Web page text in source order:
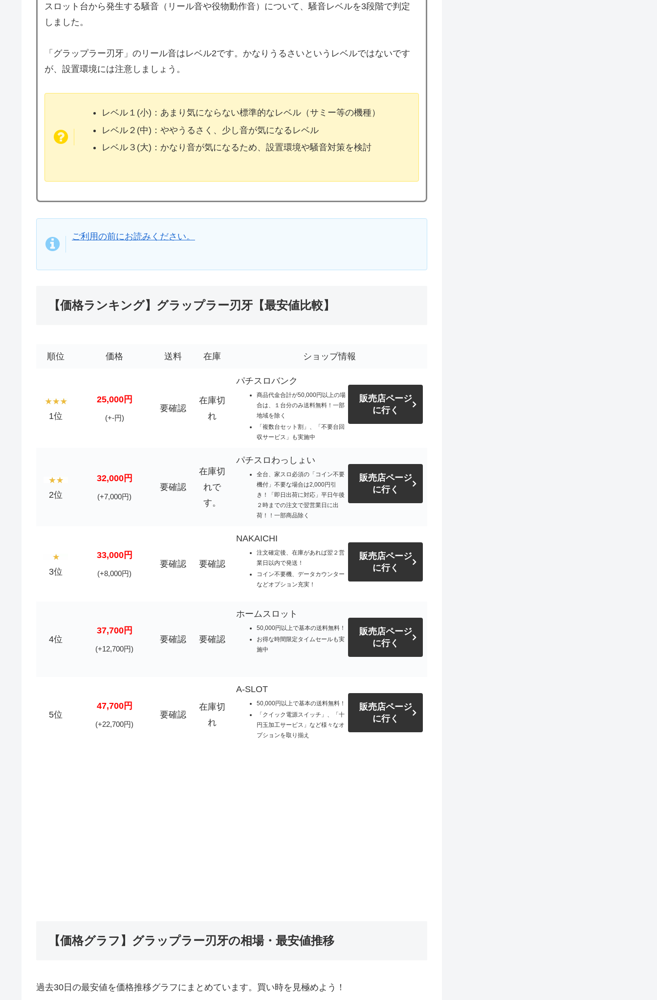
スロット台から発生する騒音（リール音や役物動作音）について、騒音レベルを3段階で判定
しました。
「グラップラー刃牙」のリール音はレベル2です。かなりうるさいというレベルではないです
が、設置環境には注意しましょう。
レベル１(小)：あまり気にならない標準的なレベル（サミー等の機種）
レベル２(中)：ややうるさく、少し音が気になるレベル
レベル３(大)：かなり音が気になるため、設置環境や騒音対策を検討
ご利用の前にお読みください。
【価格ランキング】グラップラー刃牙【最安値比較】
順位 価格 送料 在庫 ショップ情報
1位
25,000円
(+-円)
要確認
在庫切
れ
パチスロバンク
商品代金合計が50,000円以上の場
合は、１台分のみ送料無料！一部
地域を除く
「複数台セット割」、「不要台回
収サービス」も実施中
販売店ページ
に行く
2位
32,000円
(+7,000円)
要確認
在庫切
れで
す。
パチスロわっしょい
全台、家スロ必須の「コイン不要
機付」不要な場合は2,000円引
き！「即日出荷に対応」平日午後
２時までの注文で翌営業日に出
荷！！一部商品除く
販売店ページ
に行く
3位
33,000円
(+8,000円)
要確認 要確認
NAKAICHI
注文確定後、在庫があれば翌２営
業日以内で発送！
コイン不要機、データカウンター
などオプション充実！
販売店ページ
に行く
4位
37,700円
(+12,700円)
要確認 要確認
ホームスロット
50,000円以上で基本の送料無料！
お得な時間限定タイムセールも実
施中
販売店ページ
に行く
5位
47,700円
(+22,700円)
要確認
在庫切
れ
A-SLOT
50,000円以上で基本の送料無料！
「クイック電源スイッチ」、「十
円玉加工サービス」など様々なオ
プションを取り揃え
販売店ページ
に行く
【価格グラフ】グラップラー刃牙の相場・最安値推移
過去30日の最安値を価格推移グラフにまとめています。買い時を見極めよう！